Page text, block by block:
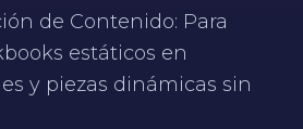
de Contenido: Para
estáticos en
y piezas dinámicas sin